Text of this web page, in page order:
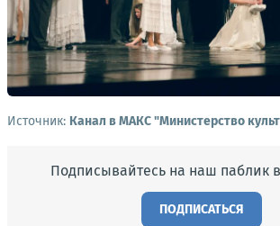
Источник: Канал в МАКС "Министерство
Подписывайтесь на наш паблик
ПОДПИСАТЬСЯ